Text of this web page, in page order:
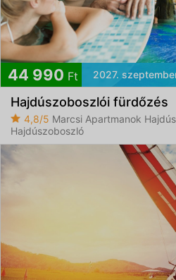
44 990 Ft 2027.
Hajdúszoboszlói fürdőzés
4,8/5 Marcsi Apartmanok
Hajdúszoboszló